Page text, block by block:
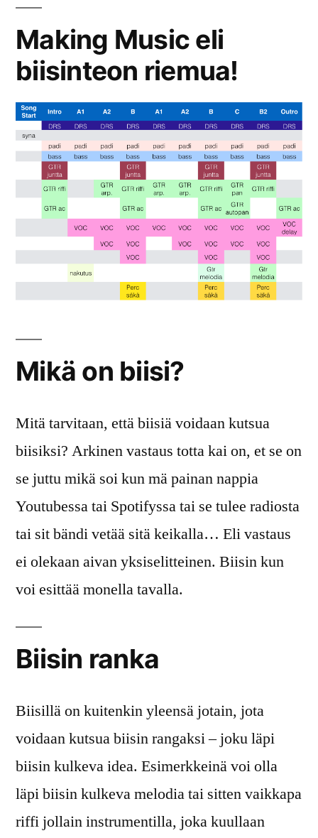
Making Music eli
biisinteon riemua!
Mikä on biisi?
Mitä tarvitaan, että biisiä voidaan kutsua
biisiksi? Arkinen vastaus totta kai on, et se on
se juttu mikä soi kun mä painan nappia
Youtubessa tai Spotifyssa tai se tulee radiosta
tai sit bändi vetää sitä keikalla… Eli vastaus
ei olekaan aivan yksiselitteinen. Biisin kun
voi esittää monella tavalla.
Biisin ranka
Biisillä on kuitenkin yleensä jotain, jota
voidaan kutsua biisin rangaksi – joku läpi
biisin kulkeva idea. Esimerkkeinä voi olla
läpi biisin kulkeva melodia tai sitten vaikkapa
riffi jollain instrumentilla, joka kuullaan